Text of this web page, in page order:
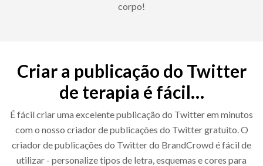
corpo!
Criar a publicação do Twitter
de terapia é fácil…
É fácil criar uma excelente publicação do Twitter em minutos
com o nosso criador de publicações do Twitter gratuito. O
criador de publicações do Twitter do BrandCrowd é fácil de
utilizar - personalize tipos de letra, esquemas e cores para